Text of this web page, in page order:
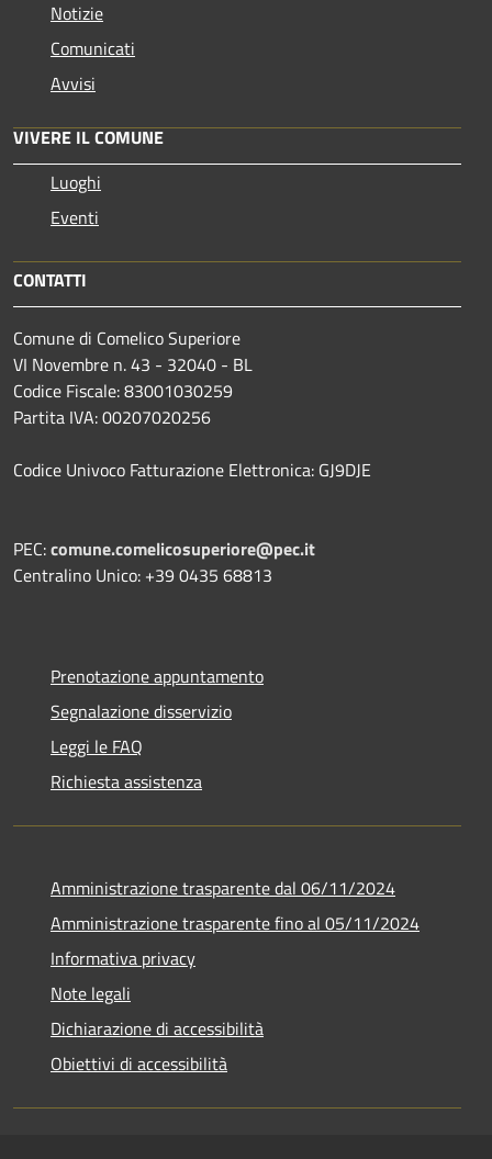
Notizie
Comunicati
Avvisi
VIVERE IL COMUNE
Luoghi
Eventi
CONTATTI
Comune di Comelico Superiore
VI Novembre n. 43 - 32040 - BL
Codice Fiscale: 83001030259
Partita IVA: 00207020256
Codice Univoco Fatturazione Elettronica: GJ9DJE
PEC:comune.comelicosuperiore@pec.it
Centralino Unico: +39 0435 68813
Prenotazione appuntamento
Segnalazione disservizio
Leggi le FAQ
Richiesta assistenza
Amministrazione trasparente dal 06/11/2024
Amministrazione trasparente fino al 05/11/2024
Informativa privacy
Note legali
Dichiarazione di accessibilità
Obiettivi di accessibilità